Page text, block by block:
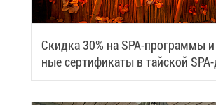
Скид­ка 30% на SPA-про­грам­мы
ные сер­ти­фи­ка­ты в тай­ской
Samui